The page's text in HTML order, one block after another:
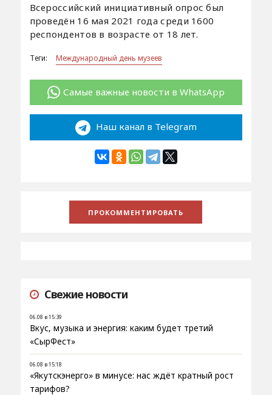
Всероссийский инициативный опрос был
проведён 16 мая 2021 года среди 1600
респондентов в возрасте от 18 лет.
Теги: Международный день музеев
Самые важные новости в WhatsApp
Наш канал в Telegram
Свежие новости
06.08 в 15:39
Вкус, музыка и энергия: каким будет третий
«СырФест»
06.08 в 15:18
«Якутскэнерго» в минусе: нас ждёт кратный рост
тарифов?